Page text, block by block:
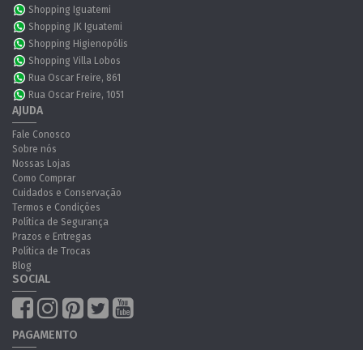
Shopping Iguatemi
Shopping JK Iguatemi
Shopping Higienopólis
Shopping Villa Lobos
Rua Oscar Freire, 861
Rua Oscar Freire, 1051
AJUDA
Fale Conosco
Sobre nós
Nossas Lojas
Como Comprar
Cuidados e Conservação
Termos e Condições
Política de Segurança
Prazos e Entregas
Política de Trocas
Blog
SOCIAL
PAGAMENTO